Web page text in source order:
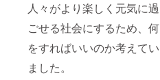
人々がより楽しく元気に過
ごせる社会にするため、何
をすればいいのか考えてい
ました。